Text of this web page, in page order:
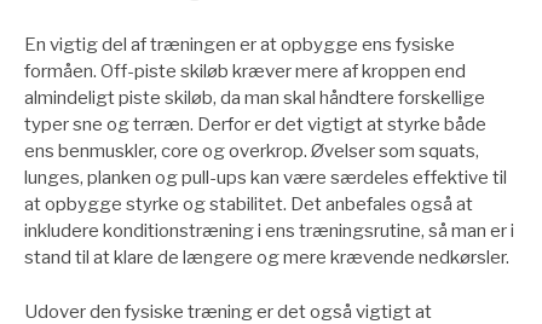
En vigtig del af træningen er at opbygge ens fysiske
formåen. Off-piste skiløb kræver mere af kroppen end
almindeligt piste skiløb, da man skal håndtere forskellige
typer sne og terræn. Derfor er det vigtigt at styrke både
ens benmuskler, core og overkrop. Øvelser som squats,
lunges, planken og pull-ups kan være særdeles effektive til
at opbygge styrke og stabilitet. Det anbefales også at
inkludere konditionstræning i ens træningsrutine, så man er i
stand til at klare de længere og mere krævende nedkørsler.
Udover den fysiske træning er det også vigtigt at